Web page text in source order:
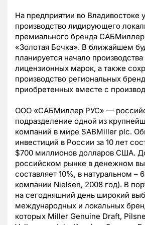
На предприятии во Владивостоке
производство лидирующего
премиального бренда
«Золотая Бочка». В ближайшем
планируется начало
лицензионных марок, а также
производство региональных
приобретенных вместе с
ООО «САБМиллер РУС» —
подразделение одной из
компаний в мире SABMiller plc.
инвестиций в России за 10 лет
$700 миллионов долларов США.
российском рынке в денежном
составляет 10%, в натуральном –
компании Nielsen, 2008 год). В
на сегодняшний день широкий
международных и локальных
которых Miller Genuine Draft,